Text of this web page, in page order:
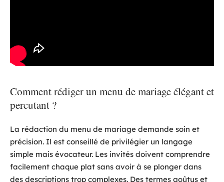
Comment rédiger un menu de mariage élégant et
percutant ?
La rédaction du menu de mariage demande soin et
précision. Il est conseillé de privilégier un langage
simple mais évocateur. Les invités doivent comprendre
facilement chaque plat sans avoir à se plonger dans
des descriptions trop complexes. Des termes goûtus et